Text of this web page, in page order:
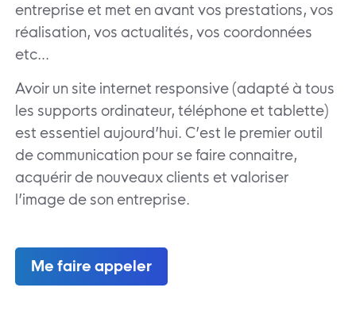
entreprise et met en avant vos prestations, vos
réalisation, vos actualités, vos coordonnées
etc…
Avoir un site internet responsive (adapté à tous
les supports ordinateur, téléphone et tablette)
est essentiel aujourd’hui. C’est le premier outil
de communication pour se faire connaitre,
acquérir de nouveaux clients et valoriser
l’image de son entreprise.
Me faire appeler